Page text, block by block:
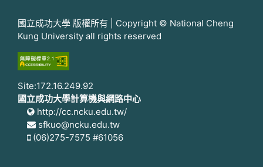
國立成功大學 版權所有 | Copyright © National Cheng
Kung University all rights reserved
Site:172.16.249.92
國立成功大學計算機與網路中心
http://cc.ncku.edu.tw/
sfkuo@ncku.edu.tw
(06)275-7575 #61056